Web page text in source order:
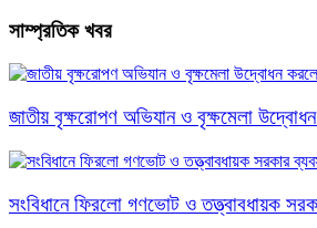
সাম্প্রতিক খবর
জাতীয় বৃক্ষরোপণ অভিযান ও বৃক্ষমেলা উদ্বোধন
সংবিধানে ফিরলো গণভোট ও তত্ত্বাবধায়ক